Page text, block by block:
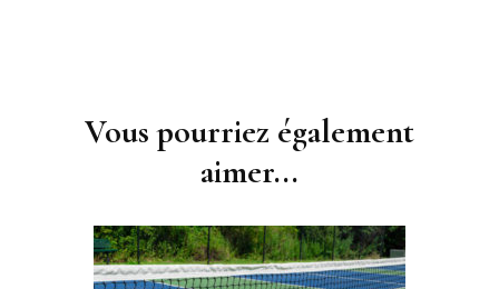
Vous pourriez également
aimer...